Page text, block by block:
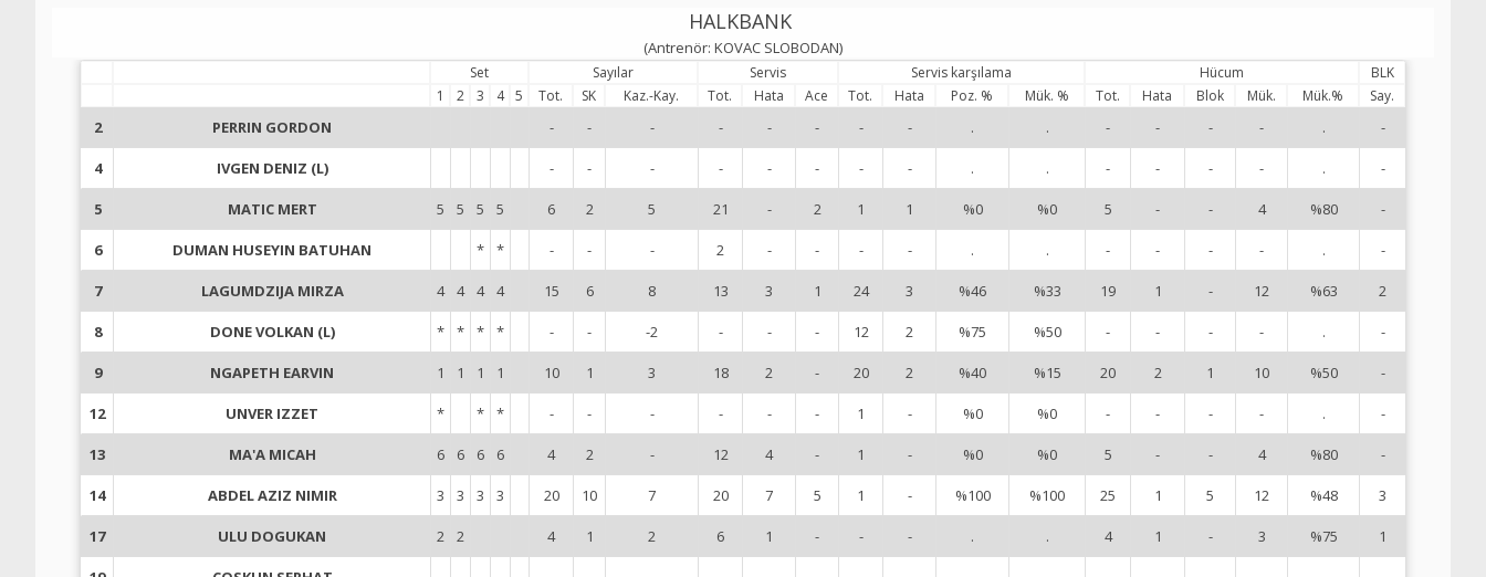
HALKBANK
(Antrenör: KOVAC SLOBODAN)
Set Sayılar Servis Servis karşılama Hücum
BLK
1
2 3 4 5 Tot. SK Kaz.-Kay. Tot. Hata Ace Tot. Hata Poz. % Mük. % Tot. Hata Blok Mük. Mük.% Say.
2 PERRIN GORDON - - - - - - - - . . - - - - . -
4 IVGEN DENIZ (L) - - - - - - - - . . - - - - . -
5 MATIC MERT 5 5 5 5 6 2 5 21 - 2 1 1 %0 %0 5 - - 4 %80 -
6 DUMAN HUSEYIN BATUHAN * * - - - 2 - - - - . . - - - - . -
7 LAGUMDZIJA MIRZA 4 4 4 4 15 6 8 13 3 1 24 3 %46 %33 19 1 - 12 %63 2
8 DONE VOLKAN (L) * * * * - - -2 - - - 12 2 %75 %50 - - - - . -
9 NGAPETH EARVIN 1 1 1 1 10 1 3 18 2 - 20 2 %40 %15 20 2 1 10 %50 -
12 UNVER IZZET * * * - - - - - - 1 - %0 %0 - - - - . -
13 MA'A MICAH 6 6 6 6 4 2 - 12 4 - 1 - %0 %0 5 - - 4 %80 -
14 ABDEL AZIZ NIMIR 3 3 3 3 20 10 7 20 7 5 1 - %100 %100 25 1 5 12 %48 3
17 ULU DOGUKAN 2 2 4 1 2 6 1 - - - . . 4 1 - 3 %75 1